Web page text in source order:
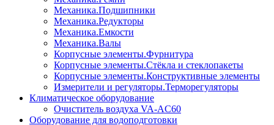
Механика.Подшипники
Механика.Редукторы
Механика.Емкости
Механика.Валы
Корпусные элементы.Фурнитура
Корпусные элементы.Стёкла и стеклопакеты
Корпусные элементы.Конструктивные элементы
Измерители и регуляторы.Терморегуляторы
Климатическое оборудование
Очиститель воздуха VA-AC60
Оборудование для водоподготовки